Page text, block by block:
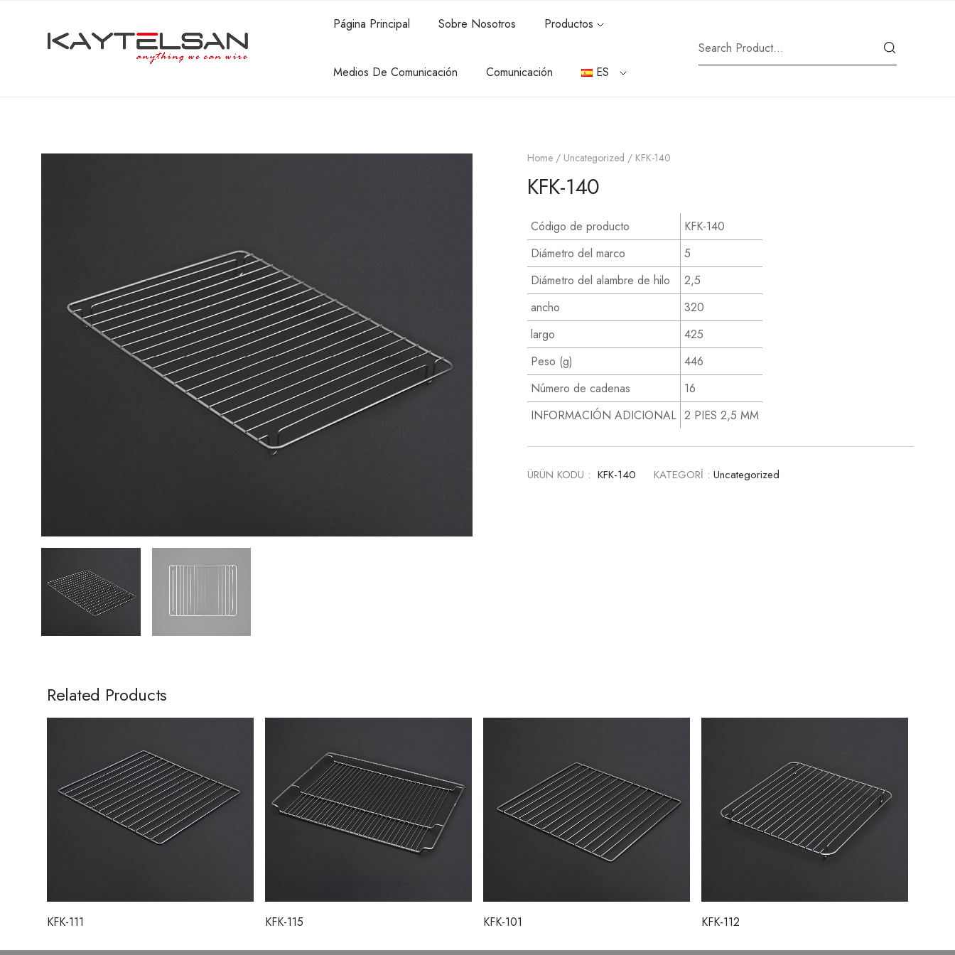
Página Principal Sobre Nosotros Productos
Medios De Comunicación Comunicación ES
Home / Uncategorized / KFK-140
KFK-140
Código de producto
KFK-140
Diámetro del marco
5
Diámetro del alambre de hilo
2,5
ancho
320
largo
425
Peso (g)
446
Número de cadenas
16
INFORMACIÓN ADICIONAL 2 PIES 2,5 MM
ÜRÜN KODU : KFK-140 KATEGORİ : Uncategorized
Related Products
KFK-111 KFK-115 KFK-101 KFK-112